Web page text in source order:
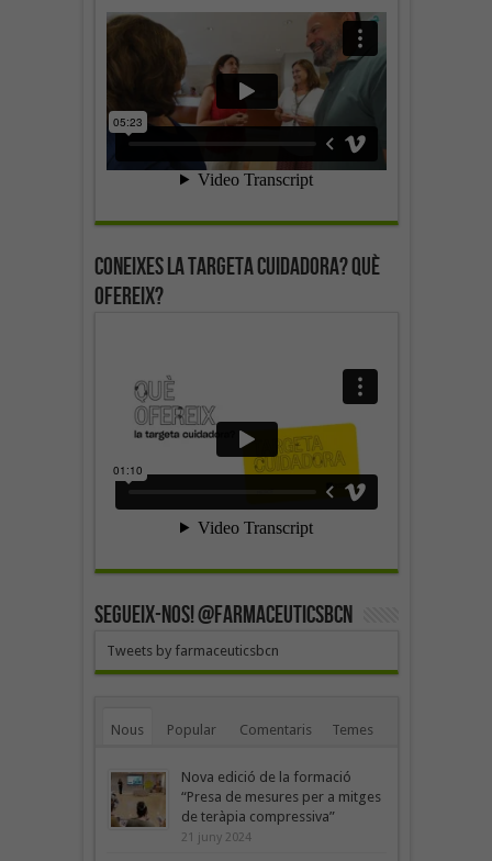
Coneixes la targeta cuidadora? Què
ofereix?
SEGUEIX-NOS! @farmaceuticsbcn
Tweets by farmaceuticsbcn
Nous Popular Comentaris Temes
Nova edició de la formació
“Presa de mesures per a mitges
de teràpia compressiva”
21 juny 2024